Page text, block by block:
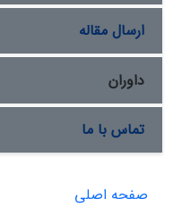
ارسال مقاله
داوران
تماس با ما
صفحه اصلی